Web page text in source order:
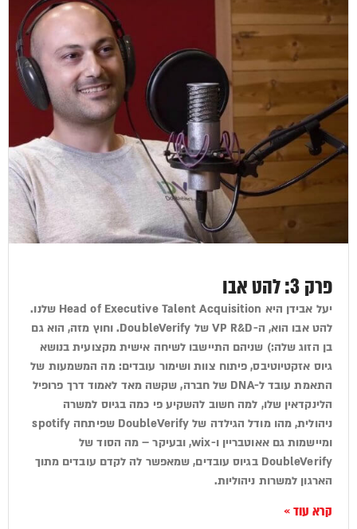
פרק 3: להט אבו
יעל אבידן היא Head of Executive Talent Acquisition שלנו.
להט אבו הוא, ה-VP R&D של DoubleVerify. וחוץ מזה, הוא גם
בן הזוג שלה:) שניהם התיישבו לשיחה אישית מקצועית בנושא
גיוס אזקטיוטיבס, פיתוח צוות ושימור עובדים: מה המשמעות של
התאמת עובד ל-DNA של חברה, שקשה מאד לאמוד דרך פרופיל
הלינקדאין שלו, למה חשוב להשקיע פי כמה בגיוס למשרה
ניהולית, מהו מודל הגילדה של DoubleVerify שפיתחה spotify
ומיישמות גם אאוטבריין ו-wix, ובעיקר – מה הסוד של
DoubleVerify בגיוס עובדים, שמאפשר לה לקדם עובדים מתוך
הארגון למשרות ניהוליות.
קרא עוד »